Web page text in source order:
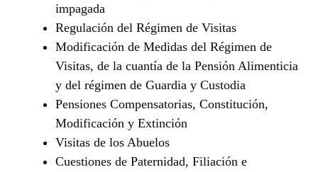
impagada
Regulación del Régimen de Visitas
Modificación de Medidas del Régimen de
Visitas, de la cuantía de la Pensión Alimenticia
y del régimen de Guardia y Custodia
Pensiones Compensatorias, Constitución,
Modificación y Extinción
Visitas de los Abuelos
Cuestiones de Paternidad, Filiación e